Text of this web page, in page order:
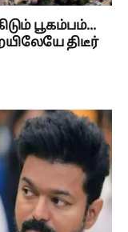
பூகம்பம்...
திடீர்